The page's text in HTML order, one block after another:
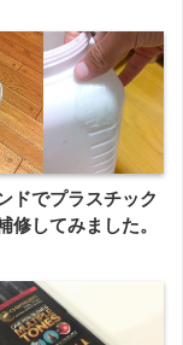
ドでプラスチック
修してみました。